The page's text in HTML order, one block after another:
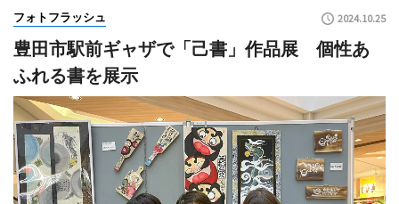
フォトフラッシュ 2024.10.25
豊田市駅前ギャザで「己書」作品展 個性あ
ふれる書を展示